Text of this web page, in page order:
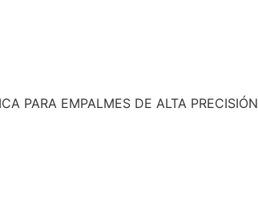
PARA EMPALMES DE ALTA PRECISIÓN